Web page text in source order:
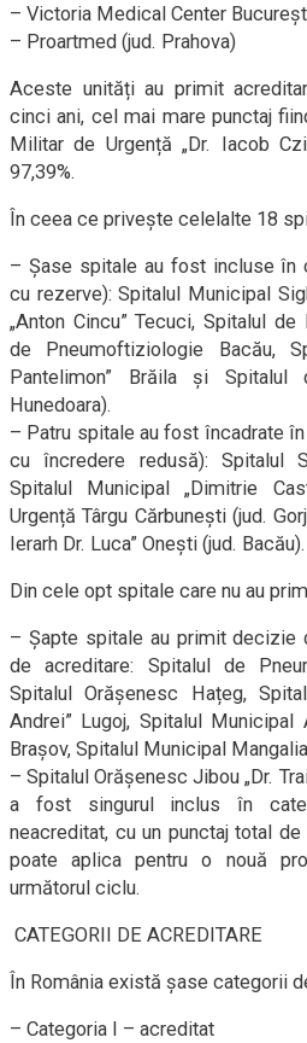
– Victoria Medical Center
– Proartmed (jud. Prahova)
Aceste unități au primit
cinci ani, cel mai mare punctaj
Militar de Urgență „Dr. Iacob
97,39%.
În ceea ce privește celelalte 18
– Șase spitale au fost incluse în
cu rezerve): Spitalul Municipal
„Anton Cincu” Tecuci, Spitalul
de Pneumoftiziologie Bacău,
Pantelimon” Brăila și
Hunedoara).
– Patru spitale au fost încadrate
cu încredere redusă): Spitalul
Spitalul Municipal „Dimitrie
Urgență Târgu Cărbunești (jud.
Ierarh Dr. Luca” Onești (jud. Bacău).
Din cele opt spitale care nu au
– Șapte spitale au primit decizie
de acreditare: Spitalul de
Spitalul Orășenesc Hațeg,
Andrei” Lugoj, Spitalul Municipal
Brașov, Spitalul Municipal
– Spitalul Orășenesc Jibou „Dr.
a fost singurul inclus în
neacreditat, cu un punctaj total
poate aplica pentru o nouă
următorul ciclu.
CATEGORII DE ACREDITARE
În România există șase categorii
– Categoria I – acreditat